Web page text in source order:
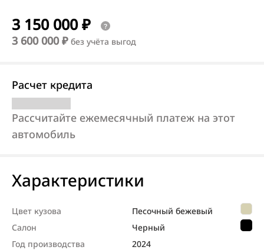
3 150 000 ₽
3 600 000 ₽ без учёта выгод
Расчет кредита
Рассчитайте ежемесячный платеж на этот
автомобиль
Характеристики
Цвет кузова
Песочный бежевый
Салон
Черный
Год производства
2024